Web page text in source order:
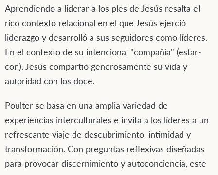
Aprendiendo a liderar a los ples de Jesús resalta el
rico contexto relacional en el que Jesús ejerció
liderazgo y desarrolló a sus seguidores como líderes.
En el contexto de su intencional "compañía" (estar-
con). Jesús compartió generosamente su vida y
autoridad con los doce.
Poulter se basa en una amplia variedad de
experiencias interculturales e invita a los líderes a un
refrescante viaje de descubrimiento. intimidad y
transformación. Con preguntas reflexivas diseñadas
para provocar discernimiento y autoconciencia, este